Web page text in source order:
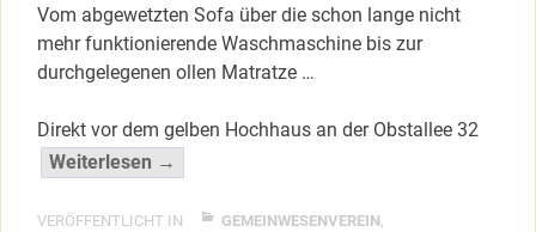
Vom abgewetzten Sofa über die schon lange nicht
mehr funktionierende Waschmaschine bis zur
durchgelegenen ollen Matratze …
Direkt vor dem gelben Hochhaus an der Obstallee 32
Weiterlesen →
in
VERÖFFENTLICHT IN GEMEINWESENVEREIN,